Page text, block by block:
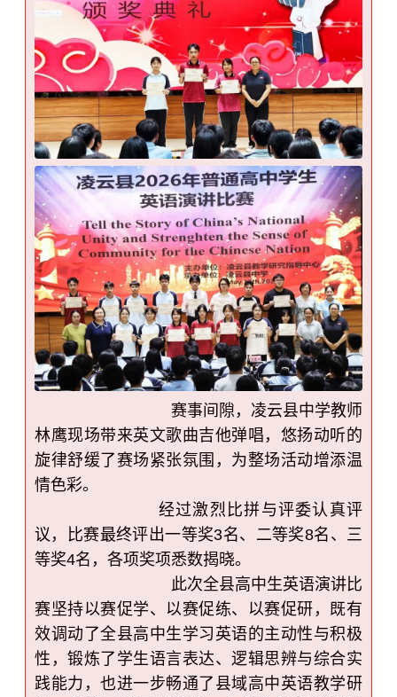
赛事间隙，凌云县中学教师
林鹰现场带来英文歌曲吉他弹唱，悠扬动听的
旋律舒缓了赛场紧张氛围，为整场活动增添温
情色彩。
经过激烈比拼与评委认真评
议，比赛最终评出一等奖3名、二等奖8名、三
等奖4名，各项奖项悉数揭晓。
此次全县高中生英语演讲比
赛坚持以赛促学、以赛促练、以赛促研，既有
效调动了全县高中生学习英语的主动性与积极
性，锻炼了学生语言表达、逻辑思辨与综合实
践能力，也进一步畅通了县域高中英语教学研